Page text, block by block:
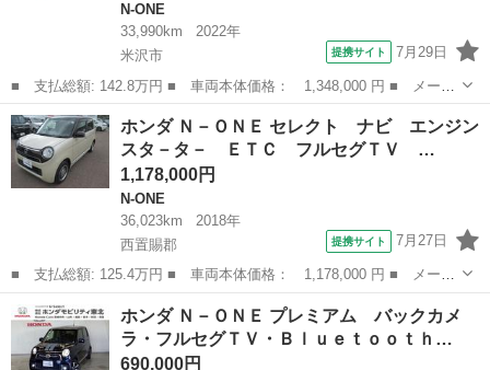
N-ONE
33,990km
2022年
米沢市
提携サイト 7月29日
■ 支払総額: 142.8万円 ■ 車両本体価格： 1,348,000 円 ■ メーカ
ー名： ホンダ ■ 車種名： Ｎ－ＯＮＥ ■ グレード名： オリジ
ナル ４ＷＤ バックカメラ 衝突被害軽減システム 禁煙車 ハー
フレザー...
山形 米沢市 N-ONE
ホンダ Ｎ－ＯＮＥ セレクト ナビ エンジン
スタ－タ－ ＥＴＣ フルセグＴＶ …
1,178,000円
N-ONE
36,023km
2018年
西置賜郡
提携サイト 7月27日
■ 支払総額: 125.4万円 ■ 車両本体価格： 1,178,000 円 ■ メーカ
ー名： ホンダ ■ 車種名： Ｎ－ＯＮＥ ■ グレード名： セレク
ト ナビ エンジンスタ－タ－ ＥＴＣ フルセグＴＶ Ｒカメラ
アイドリ...
山形 N-ONE
ホンダ Ｎ－ＯＮＥ プレミアム バックカメ
ラ・フルセグＴＶ・Ｂｌｕｅｔｏｏｔｈ…
690,000円